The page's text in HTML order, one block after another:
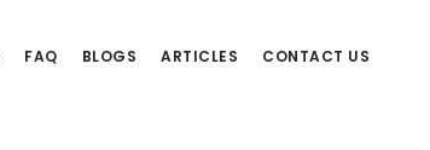
FAQ BLOGS ARTICLES CONTACT US